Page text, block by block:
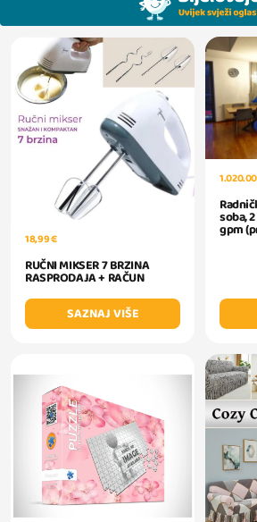
18,99 €
RUČNI MIKSER 7 BRZINA
RASPRODAJA + RAČUN
SAZNAJ VIŠE
soba,
gpm